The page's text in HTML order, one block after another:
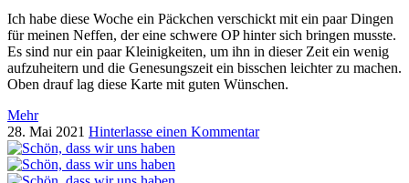
Ich habe diese Woche ein Päckchen verschickt mit ein paar Dingen
für meinen Neffen, der eine schwere OP hinter sich bringen musste.
Es sind nur ein paar Kleinigkeiten, um ihn in dieser Zeit ein wenig
aufzuheitern und die Genesungszeit ein bisschen leichter zu machen.
Oben drauf lag diese Karte mit guten Wünschen.
Mehr
28. Mai 2021 Hinterlasse einen Kommentar